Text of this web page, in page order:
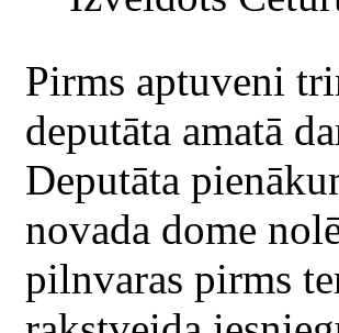
Pirms aptuveni
deputāta amatā
Deputāta
novada dome
pilnvaras pirms